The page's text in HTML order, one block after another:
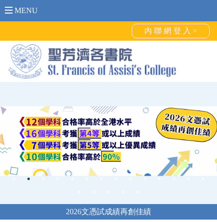
MENU
內 聯 網 登 入 >
2026文憑試成績再創佳績